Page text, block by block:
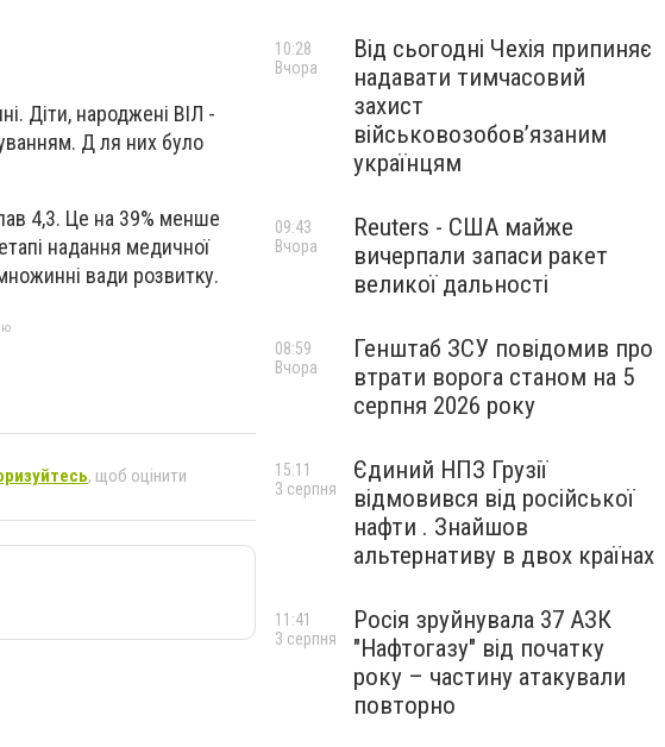
Діти, народжені ВІЛ -
Д ля них було
4,3. Це на 39% менше
надання медичної
вади розвитку.
, щоб оцінити
Від сьогодні Чехія припиняє
надавати тимчасовий
захист
військовозобов’язаним
українцям
10:28
Вчора
Reuters - США майже
вичерпали запаси ракет
великої дальності
09:43
Вчора
Генштаб ЗСУ повідомив про
втрати ворога станом на 5
серпня 2026 року
08:59
Вчора
Єдиний НПЗ Грузії
відмовився від російської
нафти . Знайшов
альтернативу в двох країнах
15:11
3 серпня
Росія зруйнувала 37 АЗК
"Нафтогазу" від початку
року – частину атакували
повторно
11:41
3 серпня